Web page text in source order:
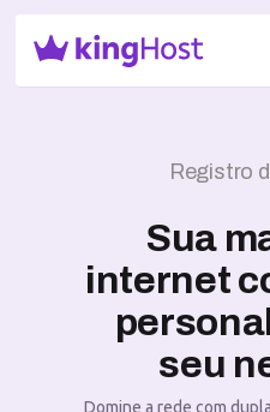
Registro
Sua
internet
seu
Domine a rede com